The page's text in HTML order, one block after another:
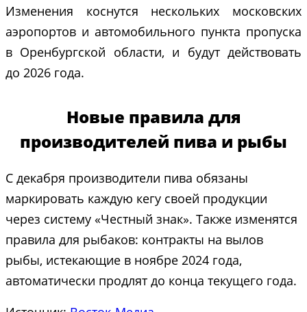
Изменения коснутся нескольких московских
аэропортов и автомобильного пункта пропуска
в Оренбургской области, и будут действовать
до 2026 года.
Новые правила для
производителей пива и рыбы
С декабря производители пива обязаны
маркировать каждую кегу своей продукции
через систему «Честный знак». Также изменятся
правила для рыбаков: контракты на вылов
рыбы, истекающие в ноябре 2024 года,
автоматически продлят до конца текущего года.